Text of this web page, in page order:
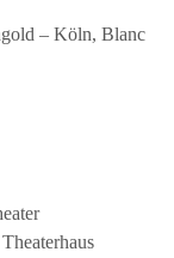
– Köln, Blanc